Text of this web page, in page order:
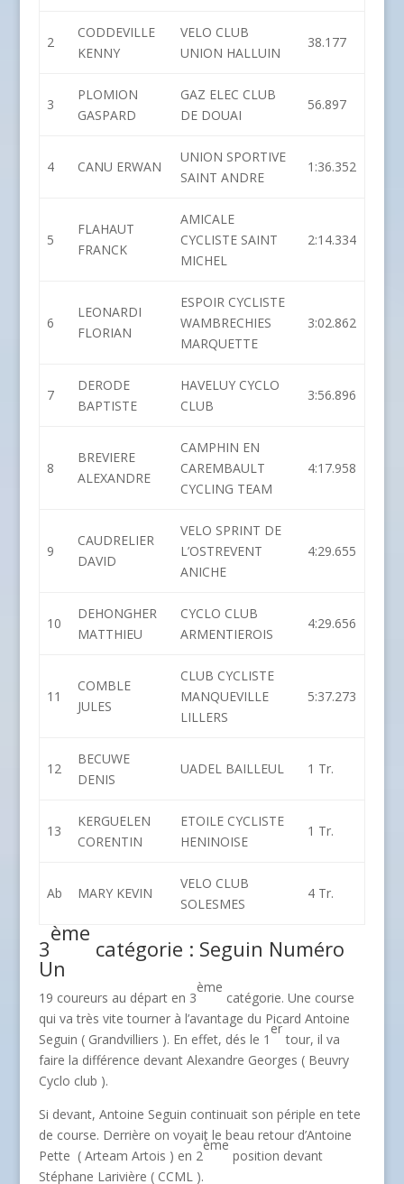
2
CODDEVILLE
KENNY
VELO CLUB
UNION HALLUIN
38.177
3
PLOMION
GASPARD
GAZ ELEC CLUB
DE DOUAI
56.897
4 CANU ERWAN
UNION SPORTIVE
SAINT ANDRE
1:36.352
5
FLAHAUT
FRANCK
AMICALE
CYCLISTE SAINT
MICHEL
2:14.334
6
LEONARDI
FLORIAN
ESPOIR CYCLISTE
WAMBRECHIES
MARQUETTE
3:02.862
7
DERODE
BAPTISTE
HAVELUY CYCLO
CLUB
3:56.896
8
BREVIERE
ALEXANDRE
CAMPHIN EN
CAREMBAULT
CYCLING TEAM
4:17.958
9
CAUDRELIER
DAVID
VELO SPRINT DE
L’OSTREVENT
ANICHE
4:29.655
10
DEHONGHER
MATTHIEU
CYCLO CLUB
ARMENTIEROIS
4:29.656
11
COMBLE
JULES
CLUB CYCLISTE
MANQUEVILLE
LILLERS
5:37.273
12
BECUWE
DENIS
UADEL BAILLEUL 1 Tr.
13
KERGUELEN
CORENTIN
ETOILE CYCLISTE
HENINOISE
1 Tr.
Ab MARY KEVIN
VELO CLUB
SOLESMES
4 Tr.
3
ème
catégorie : Seguin Numéro
Un
19 coureurs au départ en 3
ème
catégorie. Une course
qui va très vite tourner à l’avantage du Picard Antoine
Seguin ( Grandvilliers ). En effet, dés le 1
er
tour, il va
faire la différence devant Alexandre Georges ( Beuvry
Cyclo club ).
Si devant, Antoine Seguin continuait son périple en tete
de course. Derrière on voyait le beau retour d’Antoine
Pette ( Arteam Artois ) en 2
ème
position devant
Stéphane Larivière ( CCML ).